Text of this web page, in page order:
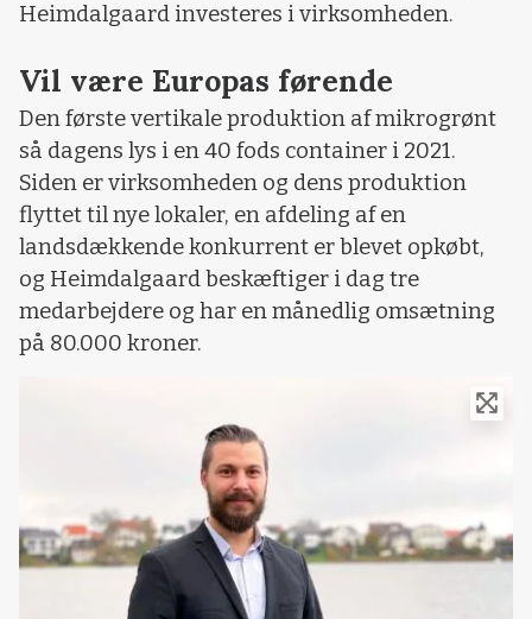
Heimdalgaard investeres i virksomheden.
Vil være Europas førende
Den første vertikale produktion af mikrogrønt
så dagens lys i en 40 fods container i 2021.
Siden er virksomheden og dens produktion
flyttet til nye lokaler, en afdeling af en
landsdækkende konkurrent er blevet opkøbt,
og Heimdalgaard beskæftiger i dag tre
medarbejdere og har en månedlig omsætning
på 80.000 kroner.